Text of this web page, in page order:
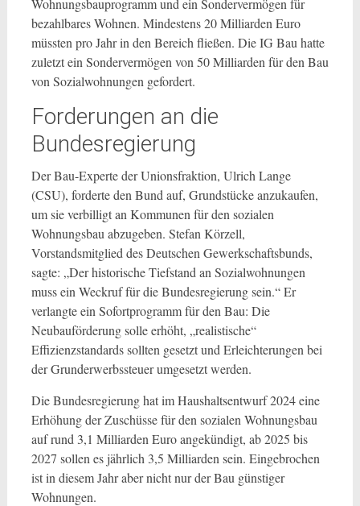
Wohnungsbauprogramm und ein Sondervermögen für
bezahlbares Wohnen. Mindestens 20 Milliarden Euro
müssten pro Jahr in den Bereich fließen. Die IG Bau hatte
zuletzt ein Sondervermögen von 50 Milliarden für den Bau
von Sozialwohnungen gefordert.
Forderungen an die
Bundesregierung
Der Bau-Experte der Unionsfraktion, Ulrich Lange
(CSU), forderte den Bund auf, Grundstücke anzukaufen,
um sie verbilligt an Kommunen für den sozialen
Wohnungsbau abzugeben. Stefan Körzell,
Vorstandsmitglied des Deutschen Gewerkschaftsbunds,
sagte: „Der historische Tiefstand an Sozialwohnungen
muss ein Weckruf für die Bundesregierung sein.“ Er
verlangte ein Sofortprogramm für den Bau: Die
Neubauförderung solle erhöht, „realistische“
Effizienzstandards sollten gesetzt und Erleichterungen bei
der Grunderwerbssteuer umgesetzt werden.
Die Bundesregierung hat im Haushaltsentwurf 2024 eine
Erhöhung der Zuschüsse für den sozialen Wohnungsbau
auf rund 3,1 Milliarden Euro angekündigt, ab 2025 bis
2027 sollen es jährlich 3,5 Milliarden sein. Eingebrochen
ist in diesem Jahr aber nicht nur der Bau günstiger
Wohnungen.